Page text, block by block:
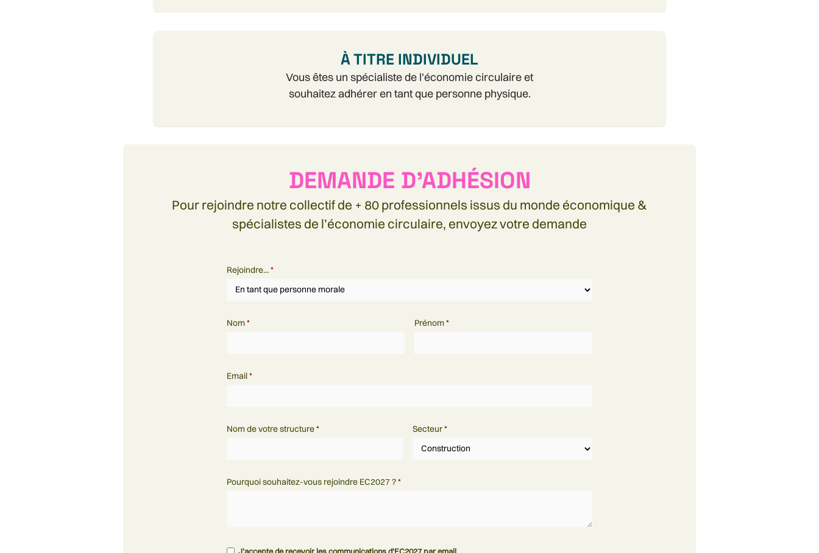
À TITRE INDIVIDUEL
Vous êtes un spécialiste de l'économie circulaire et
souhaitez adhérer en tant que personne physique.
DEMANDE D'ADHÉSION
Pour rejoindre notre collectif de + 80 professionnels issus du monde économique &
spécialistes de l’économie circulaire, envoyez votre demande
Rejoindre...*
Nom* Prénom*
Email*
Nom de votre structure* Secteur*
Pourquoi souhaitez-vous rejoindre EC2027 ?*